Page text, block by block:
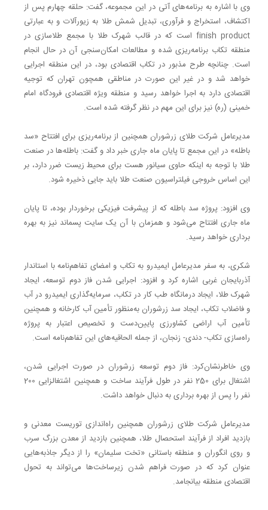
وی با اشاره به برنامه‌های آتی در این مجموعه، گفت: حلقه چهارم پس از
اکتشاف، استخراج و فرآوری، تبدیل شمش طلا به زیورآلات و به عبارتی
finish product است که در قالب شهرک طلا با مجمع طلاسازی در
منطقه تکاب برنامه‌ریزی شده و مطالعات امکان‌سنجی آن در حال انجام
است. چنانچه طرح مذبور در تکاب اقتصادی بود، در این منطقه اجرایی
خواهد شد و در غیر این صورت در مناطقی همچون تهران که توجیه
اقتصادی دارد به اجرا خواهد رسید و منطقه ویژه اقتصادی فرودگاه امام
خمینی (ره) نیز برای این مهم در نظر گرفته شده است.
مدیرعامل شرکت طلای زرشوران همچنین از برنامه‌ریزی برای افتتاح «سد
باطله» در این مجمع تا پایان ماه جاری خبر داد و گفت: باطله‌ها در صنعت
طلا با توجه به اینکه حاوی سیانور هست برای محیط زیست ضرر دارد، بر
این اساس خروجی فیلتراسیون صنعت طلا باید جایی ذخیره شود.
وی افزود: پروژه سد باطله که از پیشرفت فیزیکی برخوردار بوده، تا پایان
ماه جاری افتتاح می‌شود و همزمان با آن یک سایت پسماند نیز به بهره
برداری خواهد رسید.
شکری، به سفر مدیرعامل ایمیدرو به تکاب و امضای تفاهم‌نامه با استاندار
آذربایجان غربی اشاره کرد و افزود: اجرایی شدن فاز دوم توسعه، ایجاد
شهرک طلا، ایجاد درمانگاه طب کار در تکاب، سرمایه‌گذاری ایمیدرو در آب
و فاضلاب تکاب، ایجاد سد زرشوران به‌منظور تأمین آب کارخانه و همچنین
تأمین آب اراضی کشاورزی پایین‌دست و تخصیص اعتبار به پروژه
راه‌سازی تکاب- دندی- زنجان، از جمله الحاقیه‌های این تفاهم‌نامه است.
وی خاطرنشان‌کرد: فاز دوم توسعه زرشوران در صورت اجرایی شدن،
اشتغال برای 250 نفر در طول فرآیند ساخت و همچنین اشتغالزایی 200
نفر را پس از بهره برداری به دنبال خواهد داشت.
مدیرعامل شرکت طلای زرشوران همچنین راه‌اندازی توریست معدنی و
بازدید افراد از فرآیند استحصال طلا، همچنین بازدید از معدن بزرگ سرب
و روی انگوران و منطقه باستانی «تخت سلیمان» را از دیگر جاذبه‌هایی
عنوان کرد که در صورت فراهم شدن زیرساخت‌ها می‌تواند به تحول
اقتصادی منطقه بیانجامد.